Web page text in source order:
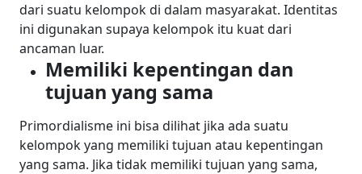
dari suatu kelompok di dalam masyarakat. Identitas
ini digunakan supaya kelompok itu kuat dari
ancaman luar.
Memiliki kepentingan dan
tujuan yang sama
Primordialisme ini bisa dilihat jika ada suatu
kelompok yang memiliki tujuan atau kepentingan
yang sama. Jika tidak memiliki tujuan yang sama,